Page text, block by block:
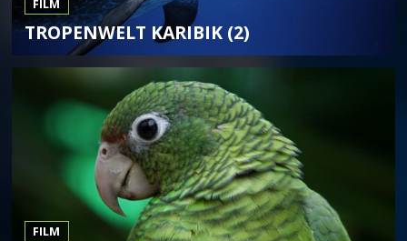
FILM
TROPENWELT KARIBIK (2)
FILM